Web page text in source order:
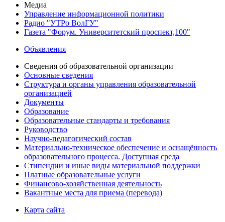
Медиа
Управление информационной политики
Радио "УТРо ВолГУ"
Газета "Форум. Университетский проспект,100"
Объявления
Сведения об образовательной организации
Основные сведения
Структура и органы управления образовательной
организацией
Документы
Образование
Образовательные стандарты и требования
Руководство
Научно-педагогический состав
Материально-техническое обеспечение и оснащённость
образовательного процесса. Доступная среда
Стипендии и иные виды материальной поддержки
Платные образовательные услуги
Финансово-хозяйственная деятельность
Вакантные места для приема (перевода)
Карта сайта